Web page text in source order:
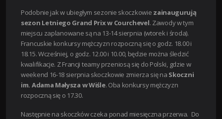
Podobnie jak w ubiegłym sezonie skoczkowie zainaugurują
sezon Letniego Grand Prix w Courchevel. Zawody w tym
miejscu zaplanowane są na 13-14 sierpnia (wtorek i środa).
Francuskie konkursy mężczyzn rozpoczną się o godz. 18.00 i
18.15. Wcześniej, o godz. 12.00 i 10.00, będzie można śledzić
kwalifikacje. Z Francji teamy przeniosą się do Polski, gdzie w
weekend 16-18 sierpnia skoczkowie zmierza się na Skoczni
im. Adama Małysza w Wiśle. Oba konkursy mężczyzn
rozpoczną się o 17.30.
Następnie na skoczków czeka ponad miesięczna przerwa. Do